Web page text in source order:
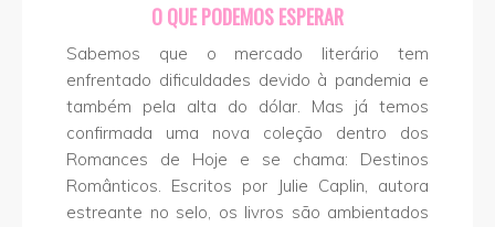
O QUE PODEMOS ESPERAR
Sabemos que o mercado literário tem
enfrentado dificuldades devido à pandemia e
também pela alta do dólar. Mas já temos
confirmada uma nova coleção dentro dos
Romances de Hoje e se chama: Destinos
Românticos. Escritos por Julie Caplin, autora
estreante no selo, os livros são ambientados